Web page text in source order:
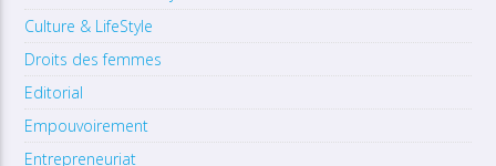
Culture & LifeStyle
Droits des femmes
Editorial
Empouvoirement
Entrepreneuriat